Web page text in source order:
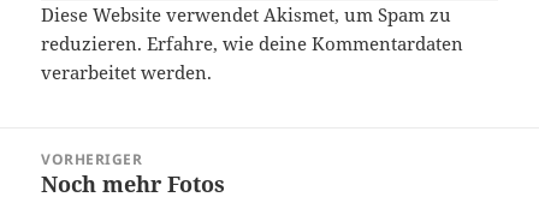
Diese Website verwendet Akismet, um Spam zu
reduzieren.Erfahre, wie deine Kommentardaten
verarbeitet werden.
VORHERIGER
Vorheriger
Noch mehr Fotos